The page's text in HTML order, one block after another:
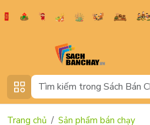
Trang chủ
Sản phẩm bán chạy